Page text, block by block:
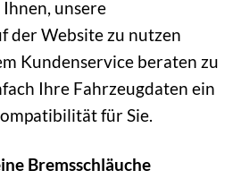
unsere
der Website zu nutzen
Kundenservice beraten zu
Ihre Fahrzeugdaten ein
für Sie.
Bremsschläuche